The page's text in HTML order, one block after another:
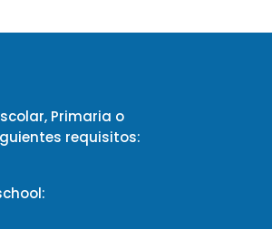
Primaria o
requisitos: